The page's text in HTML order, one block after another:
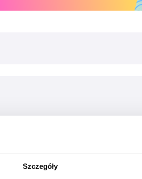
Szczegóły